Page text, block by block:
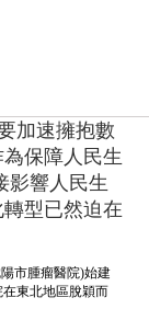
加速擁抱數
保障人民生
影響人民生
型已然迫在
市腫瘤醫院)始建
東北地區脫穎而